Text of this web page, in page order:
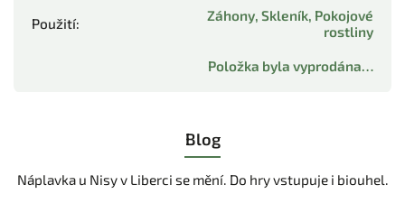
Použití:
Záhony, Skleník, Pokojové
rostliny
Položka byla vyprodána…
Blog
Náplavka u Nisy v Liberci se mění. Do hry vstupuje i biouhel.